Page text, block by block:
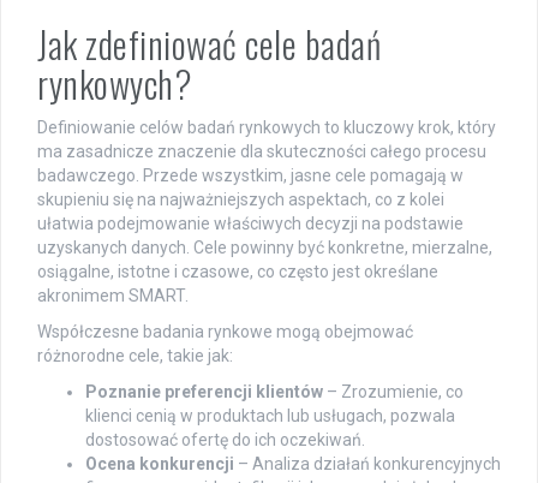
Jak zdefiniować cele badań
rynkowych?
Definiowanie celów badań rynkowych to kluczowy krok, który
ma zasadnicze znaczenie dla skuteczności całego procesu
badawczego. Przede wszystkim, jasne cele pomagają w
skupieniu się na najważniejszych aspektach, co z kolei
ułatwia podejmowanie właściwych decyzji na podstawie
uzyskanych danych. Cele powinny być konkretne, mierzalne,
osiągalne, istotne i czasowe, co często jest określane
akronimem SMART.
Współczesne badania rynkowe mogą obejmować
różnorodne cele, takie jak:
Poznanie preferencji klientów – Zrozumienie, co
klienci cenią w produktach lub usługach, pozwala
dostosować ofertę do ich oczekiwań.
Ocena konkurencji – Analiza działań konkurencyjnych